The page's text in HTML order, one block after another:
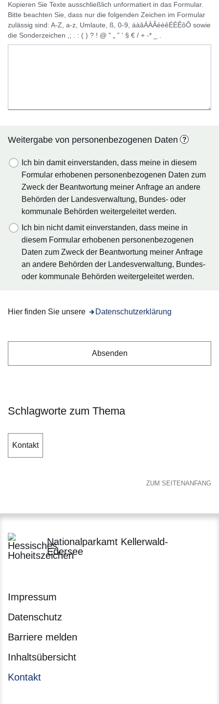
Kopieren Sie Texte ausschließlich unformatiert in das Formular.
Bitte beachten Sie, dass nur die folgenden Zeichen im Formular
zulässig sind: A-Z, a-z, Umlaute, ß, 0-9, áàâÁÀÂéèêÉÈÊôÔ sowie
die Sonderzeichen ,; . : ( ) ? ! @ " „ ‟ ' § € / + -* _ .
Weitergabe von personenbezogenen Daten ?
Ich bin damit einverstanden, dass meine in diesem
Formular erhobenen personenbezogenen Daten zum
Zweck der Beantwortung meiner Anfrage an andere
Behörden der Landesverwaltung, Bundes- oder
kommunale Behörden weitergeleitet werden.
Ich bin nicht damit einverstanden, dass meine in
diesem Formular erhobenen personenbezogenen
Daten zum Zweck der Beantwortung meiner Anfrage
an andere Behörden der Landesverwaltung, Bundes-
oder kommunale Behörden weitergeleitet werden.
Hier finden Sie unsere Datenschutzerklärung
Öffnet sich in einem neuen Fenster
Schlagworte zum Thema
Kontakt
ZUM SEITENANFANG
Nationalparkamt Kellerwald-
Edersee
Impressum
Datenschutz
Barriere melden
Inhaltsübersicht
Kontakt